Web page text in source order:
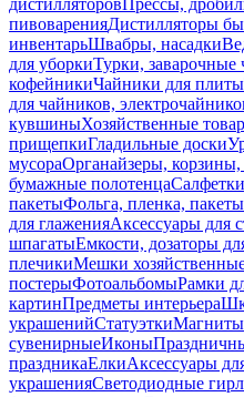
дистилляторовПрессы,
пивоваренияДистилляторы
инвентарьШвабры, насадки
для уборкиТурки, заварочные
кофейникиЧайники для плиты
для чайников,
кувшиныХозяйственные
прищепкиГладильные доски
мусораОрганайзеры,
бумажные полотенца
пакетыФольга, пленка, пакеты
для глаженияАксессуары для
шпагатыЕмкости, дозаторы
плечикиМешки
постерыФотоальбомыРамки
картинПредметы интерьера
украшенийСтатуэткиМагниты
сувенирныеИконы
праздникаЕлкиАксессуары
украшенияСветодиодные